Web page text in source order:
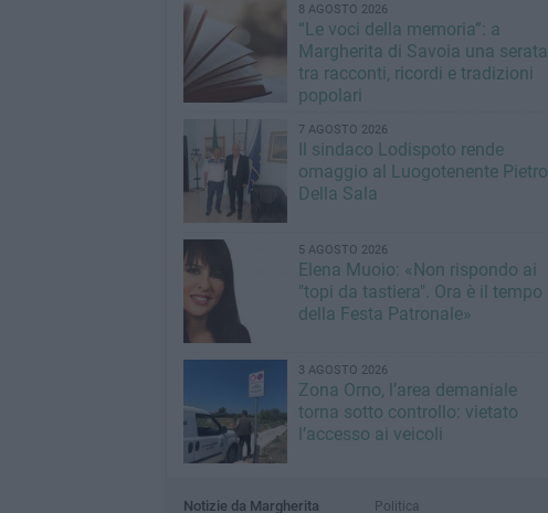
8 AGOSTO 2026
“Le voci della memoria”: a
Margherita di Savoia una serata
tra racconti, ricordi e tradizioni
popolari
7 AGOSTO 2026
Il sindaco Lodispoto rende
omaggio al Luogotenente Pietro
Della Sala
5 AGOSTO 2026
Elena Muoio: «Non rispondo ai
"topi da tastiera". Ora è il tempo
della Festa Patronale»
3 AGOSTO 2026
Zona Orno, l’area demaniale
torna sotto controllo: vietato
l’accesso ai veicoli
Notizie da Margherita Politica